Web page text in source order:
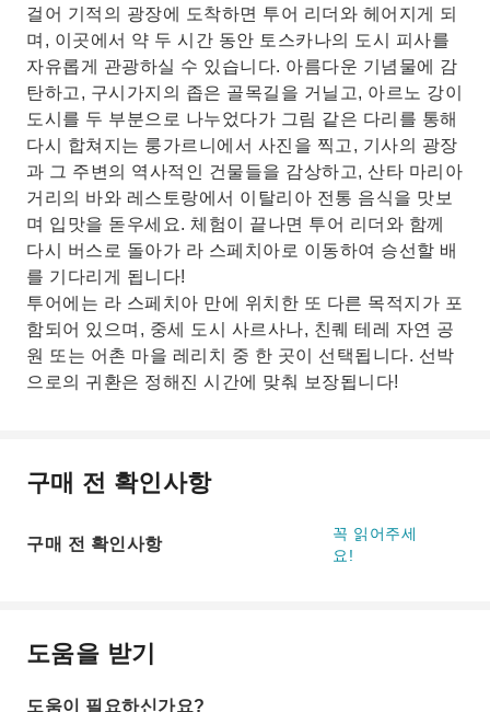
걸어 기적의 광장에 도착하면 투어 리더와 헤어지게 되
며, 이곳에서 약 두 시간 동안 토스카나의 도시 피사를
자유롭게 관광하실 수 ​​있습니다. 아름다운 기념물에 감
탄하고, 구시가지의 좁은 골목길을 거닐고, 아르노 강이
도시를 두 부분으로 나누었다가 그림 같은 다리를 통해
다시 합쳐지는 룽가르니에서 사진을 찍고, 기사의 광장
과 그 주변의 역사적인 건물들을 감상하고, 산타 마리아
거리의 바와 레스토랑에서 이탈리아 전통 음식을 맛보
며 입맛을 돋우세요. 체험이 끝나면 투어 리더와 함께
다시 버스로 돌아가 라 스페치아로 이동하여 승선할 배
를 기다리게 됩니다!
투어에는 라 스페치아 만에 위치한 또 다른 목적지가 포
함되어 있으며, 중세 도시 사르사나, 친퀘 테레 자연 공
원 또는 어촌 마을 레리치 중 한 곳이 선택됩니다. 선박
으로의 귀환은 정해진 시간에 맞춰 보장됩니다!
구매 전 확인사항
구매 전 확인사항
꼭 읽어주세
요!
도움을 받기
도움이 필요하신가요?